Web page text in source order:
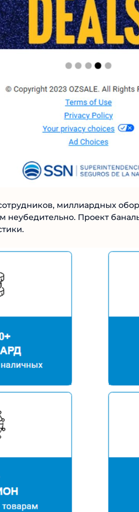
миллиардных
совсем неубедительно.
такой статистики.